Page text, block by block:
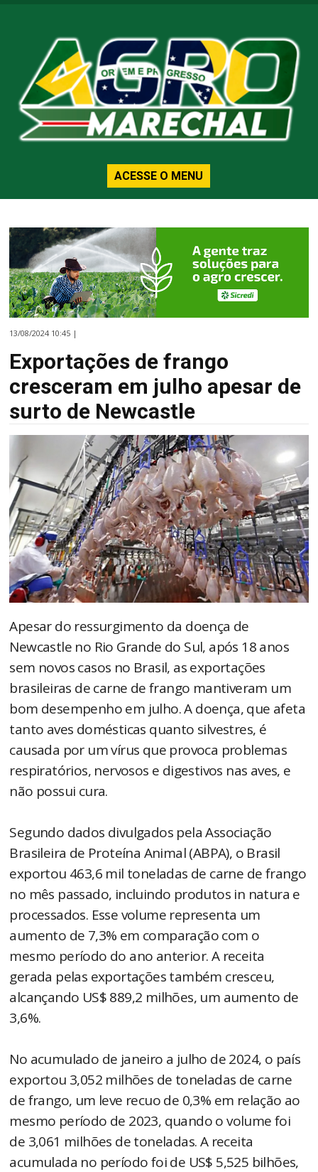
ACESSE O MENU
13/08/2024 10:45 |
Exportações de frango
cresceram em julho apesar de
surto de Newcastle
Apesar do ressurgimento da doença de
Newcastle no Rio Grande do Sul, após 18 anos
sem novos casos no Brasil, as exportações
brasileiras de carne de frango mantiveram um
bom desempenho em julho. A doença, que afeta
tanto aves domésticas quanto silvestres, é
causada por um vírus que provoca problemas
respiratórios, nervosos e digestivos nas aves, e
não possui cura.
Segundo dados divulgados pela Associação
Brasileira de Proteína Animal (ABPA), o Brasil
exportou 463,6 mil toneladas de carne de frango
no mês passado, incluindo produtos in natura e
processados. Esse volume representa um
aumento de 7,3% em comparação com o
mesmo período do ano anterior. A receita
gerada pelas exportações também cresceu,
alcançando US$ 889,2 milhões, um aumento de
3,6%.
No acumulado de janeiro a julho de 2024, o país
exportou 3,052 milhões de toneladas de carne
de frango, um leve recuo de 0,3% em relação ao
mesmo período de 2023, quando o volume foi
de 3,061 milhões de toneladas. A receita
acumulada no período foi de US$ 5,525 bilhões,